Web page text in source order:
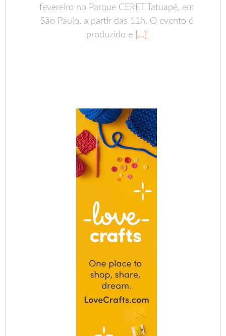
fevereiro no Parque CERET Tatuapé, em
São Paulo, a partir das 11h. O evento é
produzido e […]